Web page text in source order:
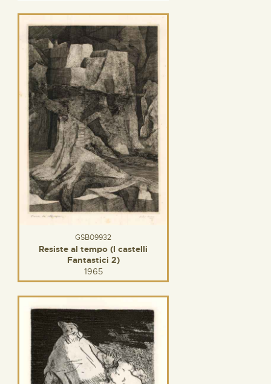
GSB09932
Resiste al tempo (I castelli
Fantastici 2)
1965